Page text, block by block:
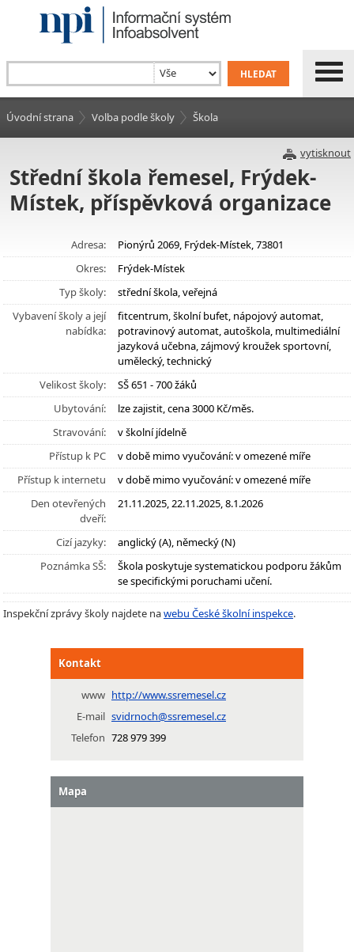
Úvodní strana Volba podle školy Škola
vytisknout
Střední škola řemesel, Frýdek-
Místek, příspěvková organizace
Adresa:
Pionýrů 2069, Frýdek-Místek, 73801
Okres:
Frýdek-Místek
Typ školy:
střední škola, veřejná
Vybavení školy a její
nabídka:
fitcentrum, školní bufet, nápojový automat,
potravinový automat, autoškola, multimediální
jazyková učebna, zájmový kroužek sportovní,
umělecký, technický
Velikost školy:
SŠ 651 - 700 žáků
Ubytování:
lze zajistit, cena 3000 Kč/měs.
Stravování:
v školní jídelně
Přístup k PC
v době mimo vyučování: v omezené míře
Přístup k internetu
v době mimo vyučování: v omezené míře
Den otevřených
dveří:
21.11.2025, 22.11.2025, 8.1.2026
Cizí jazyky:
anglický (A), německý (N)
Poznámka SŠ:
Škola poskytuje systematickou podporu žákům
se specifickými poruchami učení.
Inspekční zprávy školy najdete nawebu České školní inspekce.
Kontakt
www http://www.ssremesel.cz
E-mail svidrnoch@ssremesel.cz
Telefon 728 979 399
Mapa